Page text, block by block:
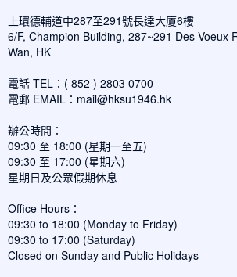
上環德輔道中287至291號長達大廈6樓
6/F, Champion Building, 287~291 Des Voeux
Wan, HK
電話 TEL：( 852 ) 2803 0700
電郵 EMAIL： mail@hksu1946.hk
辦公時間：
09:30 至 18:00 (星期一至五)
09:30 至 17:00 (星期六)
星期日及公眾假期休息
Office Hours：
09:30 to 18:00 (Monday to Friday)
09:30 to 17:00 (Saturday)
Closed on Sunday and Public Holidays